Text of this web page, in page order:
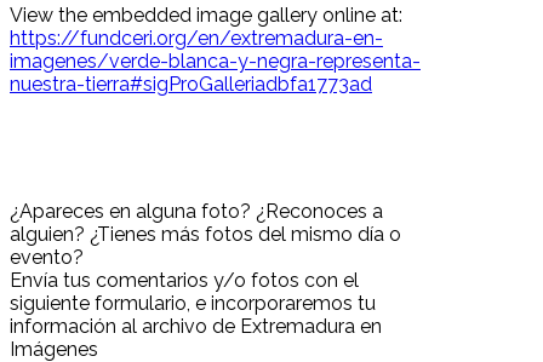
View the embedded image gallery online at:
https://fundceri.org/en/extremadura-en-
imagenes/verde-blanca-y-negra-representa-
nuestra-tierra#sigProGalleriadbfa1773ad
¿Apareces en alguna foto? ¿Reconoces a
alguien? ¿Tienes más fotos del mismo día o
evento?
Envía tus comentarios y/o fotos con el
siguiente formulario, e incorporaremos tu
información al archivo de Extremadura en
Imágenes